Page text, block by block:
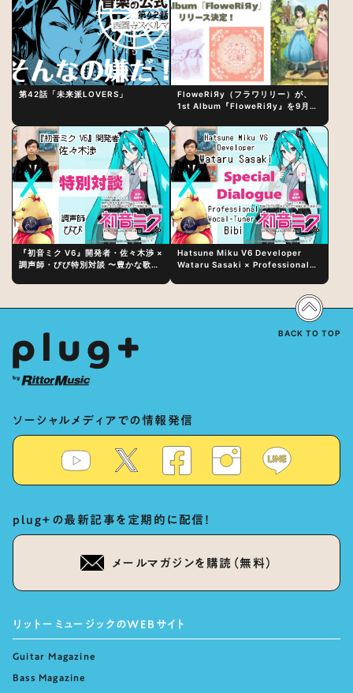
第42話「未来派LOVERS」
FloweRiЯy（フラワリリー）が、
1st Album『FloweRiЯy』を9月23
『初音ミク V6』開発者・佐々木渉 ×
調声師・びび特別対談 〜豊かな歌声
Hatsune Miku V6 Developer
Wataru Sasaki × Professional
Vocal Expression Lies in “Love
for the singing characters” and
ソーシャルメディアでの情報発信
plug+の最新記事を定期的に配信！
メールマガジンを購読（無料）
リットーミュージックのWEBサイト
Guitar Magazine
Bass Magazine
BACK TO TOP